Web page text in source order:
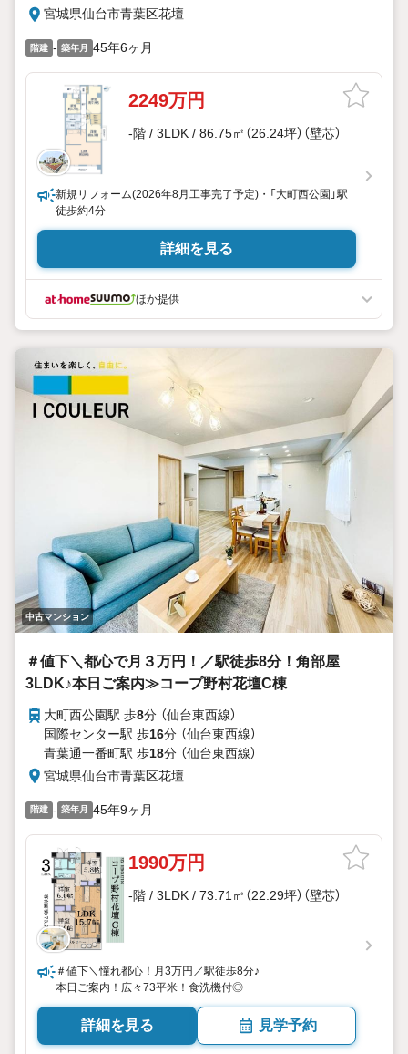
宮城県仙台市青葉区花壇
階建 - 築年月 45年6ヶ月
2249万円
-階 / 3LDK / 86.75㎡（26.24坪）（壁芯）
新規リフォーム(2026年8月工事完了予定)・「大町西公園」駅
徒歩約4分
詳細を見る
ほか提供
中古マンション
＃値下＼都心で月３万円！／駅徒歩8分！角部屋
3LDK♪本日ご案内≫コープ野村花壇C棟
大町西公園駅 歩8分 （仙台東西線）
国際センター駅 歩16分 （仙台東西線）
青葉通一番町駅 歩18分 （仙台東西線）
宮城県仙台市青葉区花壇
階建 - 築年月 45年9ヶ月
1990万円
-階 / 3LDK / 73.71㎡（22.29坪）（壁芯）
＃値下＼憧れ都心！月3万円／駅徒歩8分♪
本日ご案内！広々73平米！食洗機付◎
詳細を見る 見学予約